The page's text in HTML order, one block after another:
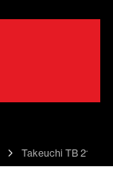
Takeuchi TB 2150 R